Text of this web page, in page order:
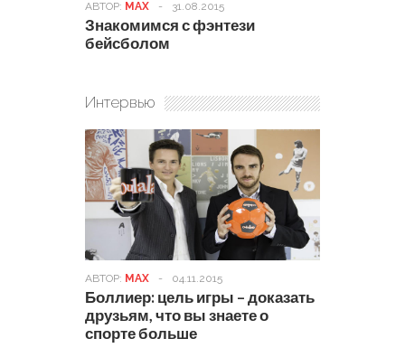
АВТОР: MAX - 31.08.2015
Знакомимся с фэнтези
бейсболом
Интервью
АВТОР: MAX - 04.11.2015
Боллиер: цель игры – доказать
друзьям, что вы знаете о
спорте больше